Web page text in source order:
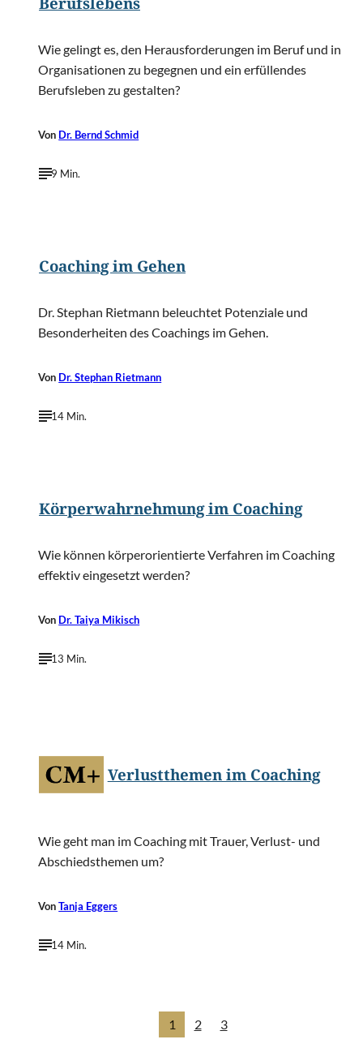
Berufslebens
Wie gelingt es, den Herausforderungen im Beruf und in
Organisationen zu begegnen und ein erfüllendes
Berufsleben zu gestalten?
Von Dr. Bernd Schmid
9 Min.
Coaching im Gehen
Dr. Stephan Rietmann beleuchtet Potenziale und
Besonderheiten des Coachings im Gehen.
Von Dr. Stephan Rietmann
14 Min.
Körperwahrnehmung im Coaching
Wie können körperorientierte Verfahren im Coaching
effektiv eingesetzt werden?
Von Dr. Taiya Mikisch
13 Min.
Verlustthemen im Coaching
Wie geht man im Coaching mit Trauer, Verlust- und
Abschiedsthemen um?
VonTanja Eggers
14 Min.
1 2 3